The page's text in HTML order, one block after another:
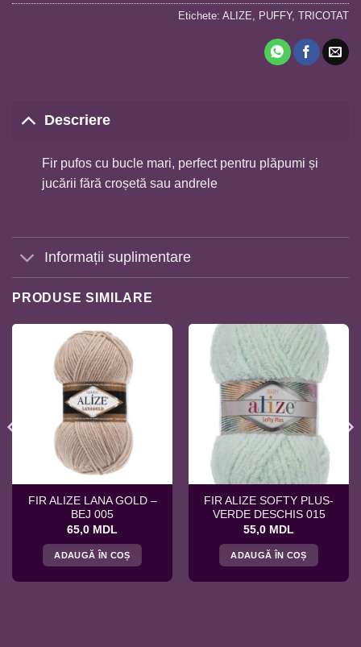
Etichete: ALIZE PUFFY, TRICOTAT
Descriere
Fir pufos cu bucle mari, perfect pentru plăpumi și
jucării fără croșetă sau andrele
Informații suplimentare
PRODUSE SIMILARE
FIR ALIZE LANA GOLD –
BEJ 005
65,0 MDL
ADAUGĂ ÎN COȘ
FIR ALIZE SOFTY PLUS-
VERDE DESCHIS 015
55,0 MDL
ADAUGĂ ÎN COȘ